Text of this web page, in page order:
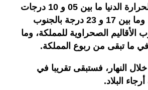
وستتراوح درجات الحرارة الدنيا ما بين 05 و 10 درجات
بمرتفعات الأطلس، وما بين 17 و 23 درجة بالجنوب
الأقاليم الصحراوية للمملكة، وما
النهار، فستبقى تقريبا في
البلاد.